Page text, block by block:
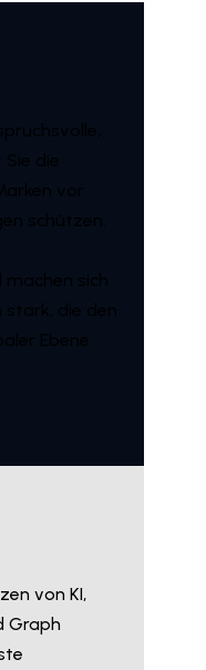
die
vor
schützen.
sich
die den
Ebene
von KI,
Graph